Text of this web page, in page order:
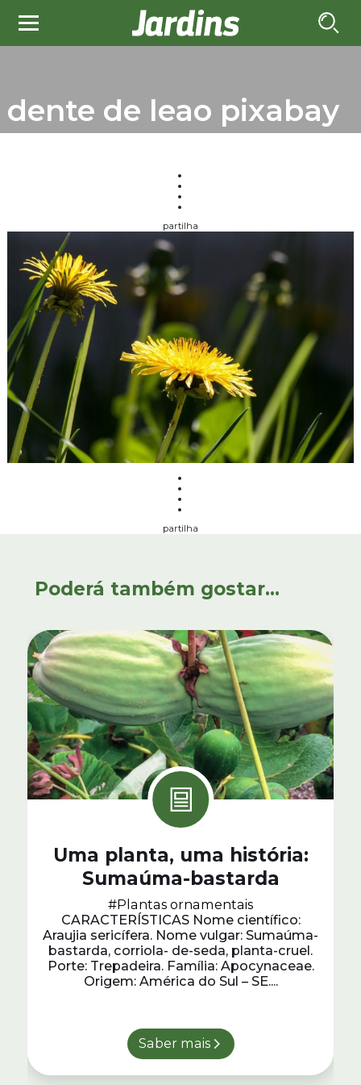
dente de leao pixabay
partilha
partilha
Poderá também gostar...
Uma planta, uma história:
Sumaúma-bastarda
#Plantas ornamentais
CARACTERÍSTICAS Nome científico:
Araujia sericífera. Nome vulgar: Sumaúma-
bastarda, corriola- de-seda, planta-cruel.
Porte: Trepadeira. Família: Apocynaceae.
Origem: América do Sul – SE....
Saber mais